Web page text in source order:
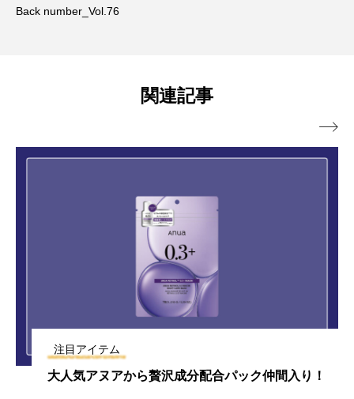
Back number_Vol.76
関連記事
注目アイテム
大人気アヌアから贅沢成分配合パック仲間入り！
